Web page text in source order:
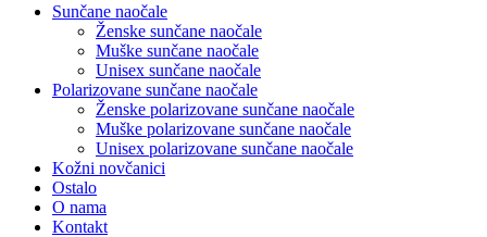
Sunčane naočale
Ženske sunčane naočale
Muške sunčane naočale
Unisex sunčane naočale
Polarizovane sunčane naočale
Ženske polarizovane sunčane naočale
Muške polarizovane sunčane naočale
Unisex polarizovane sunčane naočale
Kožni novčanici
Ostalo
O nama
Kontakt